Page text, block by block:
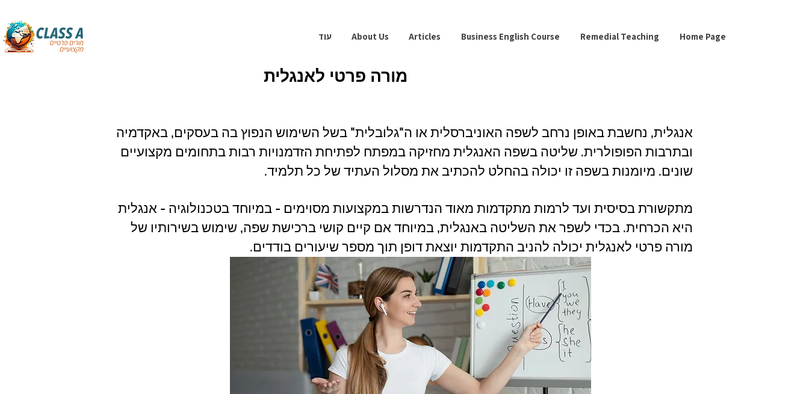
Home Page
Remedial Teaching
Business English Course
Articles
About Us עוד
מורה פרטי לאנגלית
אנגלית, נחשבת באופן נרחב לשפה האוניברסלית או ה"גלובלית" בשל השימוש הנפוץ בה בעסקים, באקדמיה
ובתרבות הפופולרית. שליטה בשפה האנגלית מחזיקה במפתח לפתיחת הזדמנויות רבות בתחומים מקצועיים
שונים. מיומנות בשפה זו יכולה בהחלט להכתיב את מסלול העתיד של כל תלמיד.
מתקשורת בסיסית ועד לרמות מתקדמות מאוד הנדרשות במקצועות מסוימים - במיוחד בטכנולוגיה - אנגלית
היא הכרחית. בכדי לשפר את השליטה באנגלית, במיוחד אם קיים קושי ברכישת שפה, שימוש בשירותיו של
מורה פרטי לאנגלית יכולה להניב התקדמות יוצאת דופן תוך מספר שיעורים בודדים.